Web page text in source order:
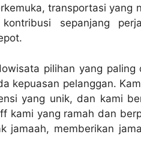
transportasi yang
sepanjang
pilihan yang paling
kepuasan pelanggan.
yang unik, dan kami
kami yang ramah dan
jamaah, memberikan